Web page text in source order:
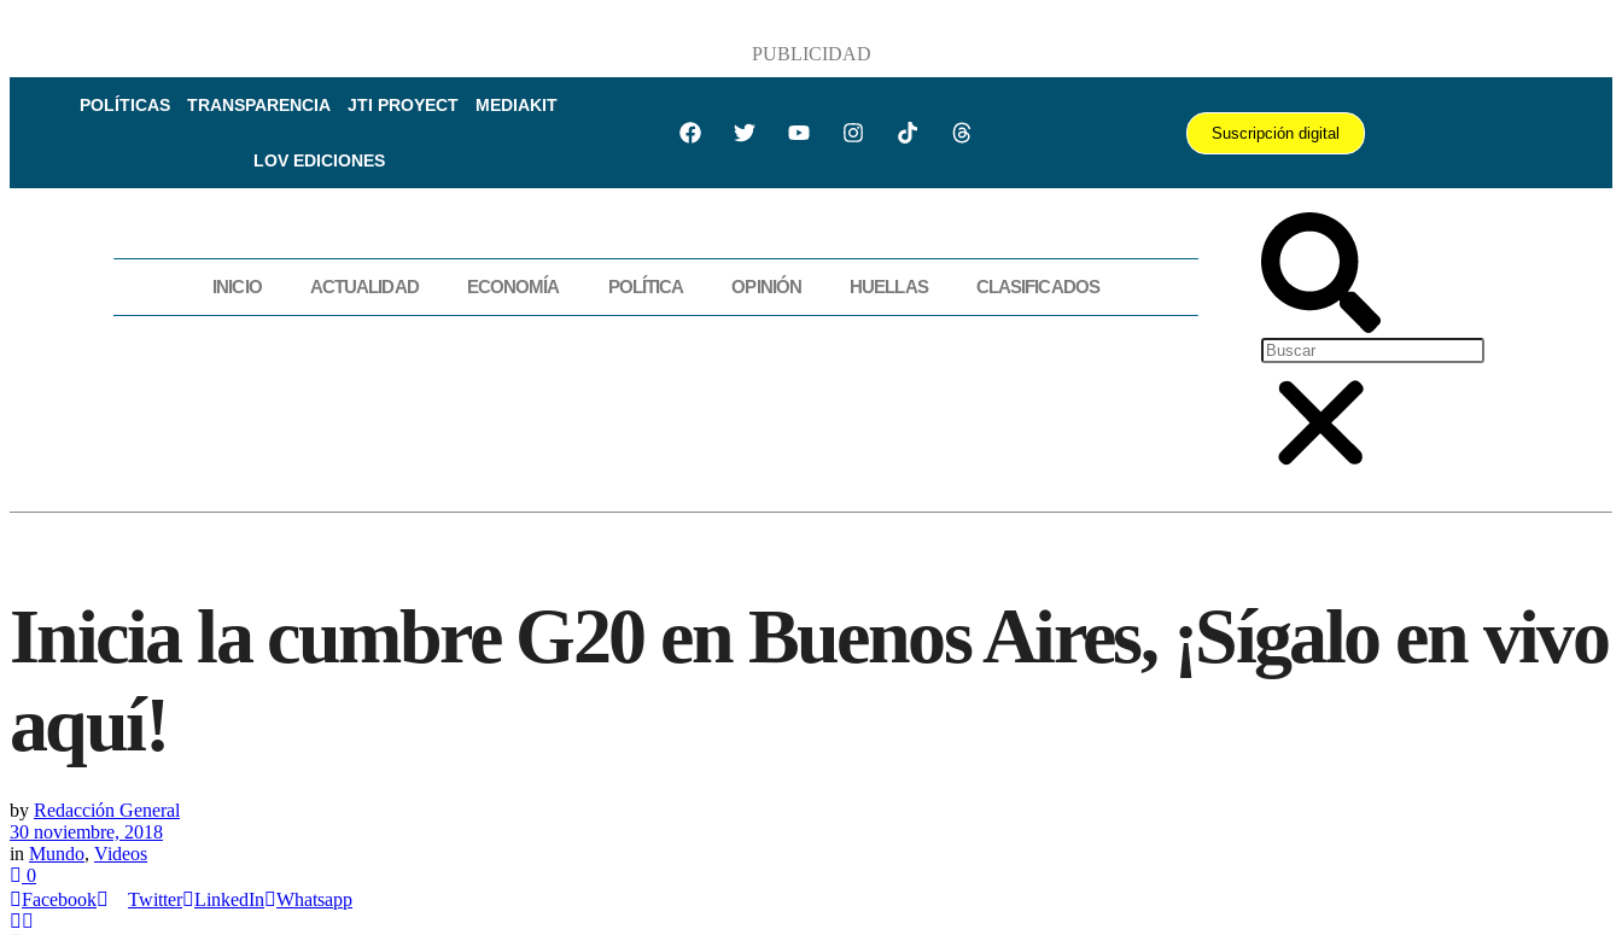
PUBLICIDAD
POLÍTICAS TRANSPARENCIA JTI PROYECT MEDIAKIT
LOV EDICIONES
Suscripción digital
INICIO ACTUALIDAD ECONOMÍA POLÍTICA OPINIÓN HUELLAS CLASIFICADOS
Inicia la cumbre G20 en Buenos Aires, ¡Sígalo en vivo
aquí!
by Redacción General
30 noviembre, 2018
in Mundo, Videos
0
Facebook
Twitter LinkedIn Whatsapp